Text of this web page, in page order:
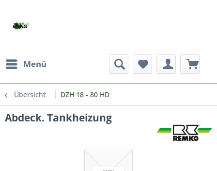
Menü
Übersicht DZH 18 - 80 HD
Abdeck. Tankheizung